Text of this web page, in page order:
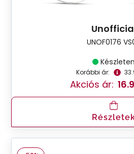
UNOF0176
Készleten
Korábbi ár:
Akciós ár: